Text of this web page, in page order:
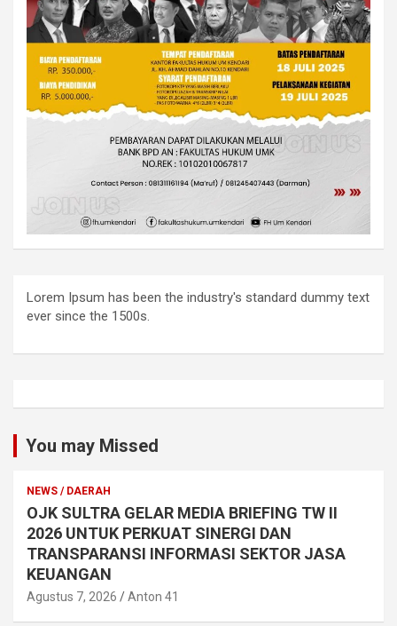
Lorem Ipsum has been the industry's standard dummy text
ever since the 1500s.
You may Missed
NEWS / DAERAH
OJK SULTRA GELAR MEDIA BRIEFING TW II
2026 UNTUK PERKUAT SINERGI DAN
TRANSPARANSI INFORMASI SEKTOR JASA
KEUANGAN
Agustus 7, 2026 Anton 41